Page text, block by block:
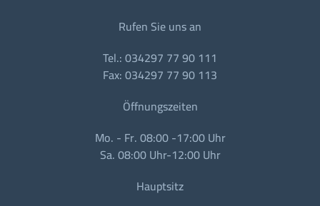
Rufen Sie uns an
Tel.: 034297 77 90 111
Fax: 034297 77 90 113
Öffnungszeiten
Mo. - Fr. 08:00 -17:00 Uhr
Sa. 08:00 Uhr-12:00 Uhr
Hauptsitz